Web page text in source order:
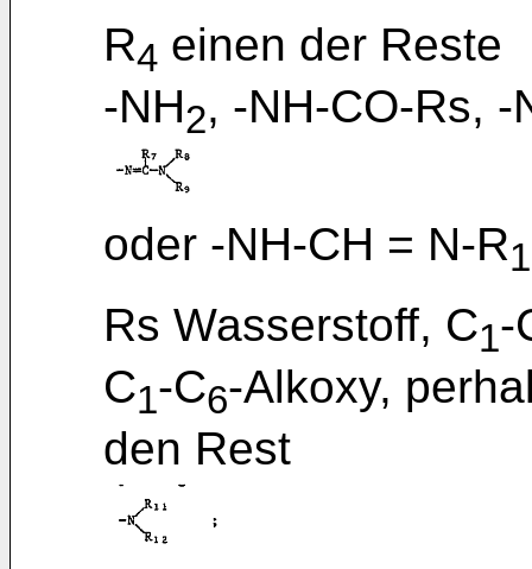
R4 einen der Reste
-NH2, -NH-CO-Rs, -
oder -NH-CH = N-R
Rs Wasserstoff, C1-
C1-C6-Alkoxy,
den Rest